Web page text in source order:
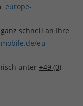
europe-
schnell an Ihre
eu-
unter +49 (0)